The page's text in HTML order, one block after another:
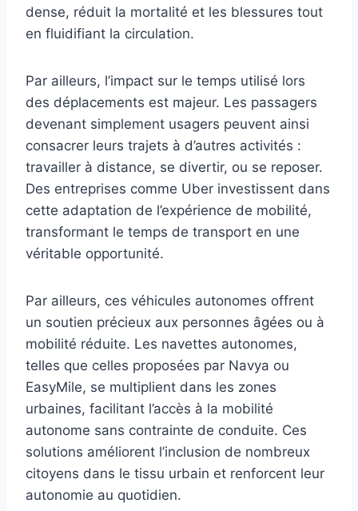
dense, réduit la mortalité et les blessures tout
en fluidifiant la circulation.
Par ailleurs, l’impact sur le temps utilisé lors
des déplacements est majeur. Les passagers
devenant simplement usagers peuvent ainsi
consacrer leurs trajets à d’autres activités :
travailler à distance, se divertir, ou se reposer.
Des entreprises comme Uber investissent dans
cette adaptation de l’expérience de mobilité,
transformant le temps de transport en une
véritable opportunité.
Par ailleurs, ces véhicules autonomes offrent
un soutien précieux aux personnes âgées ou à
mobilité réduite. Les navettes autonomes,
telles que celles proposées par Navya ou
EasyMile, se multiplient dans les zones
urbaines, facilitant l’accès à la mobilité
autonome sans contrainte de conduite. Ces
solutions améliorent l’inclusion de nombreux
citoyens dans le tissu urbain et renforcent leur
autonomie au quotidien.